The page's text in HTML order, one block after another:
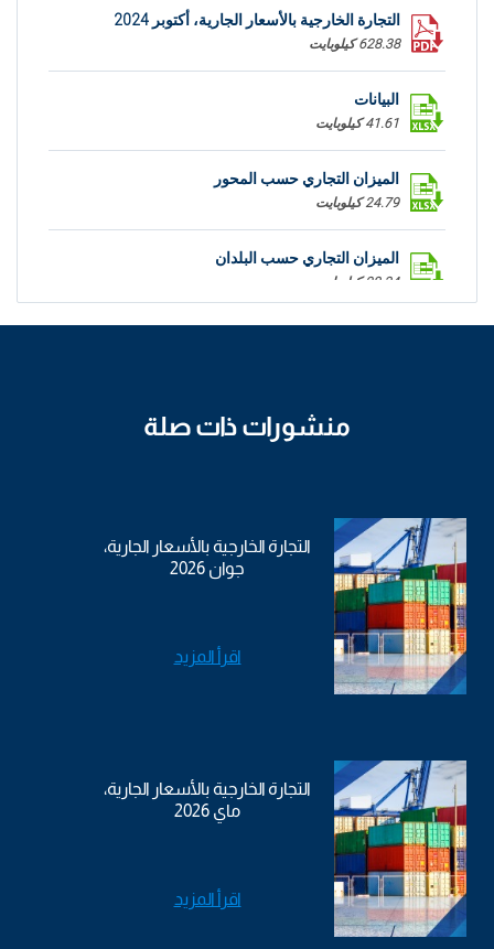
التجارة الخارجية بالأسعار الجارية، أكتوبر 2024
628.38 كيلوبايت
البيانات
41.61 كيلوبايت
الميزان التجاري حسب المحور
24.79 كيلوبايت
الميزان التجاري حسب البلدان
28.34 كيلوبايت
منشورات ذات صلة
التجارة الخارجية بالأسعار الجارية،
جوان 2026
اقرأ المزيد
التجارة الخارجية بالأسعار الجارية،
ماي 2026
اقرأ المزيد